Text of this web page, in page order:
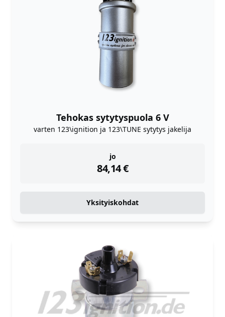
Tehokas sytytyspuola 6 V
varten 123\ignition ja 123\TUNE sytytys jakelija
jo
84,14€
instock
Yksityiskohdat